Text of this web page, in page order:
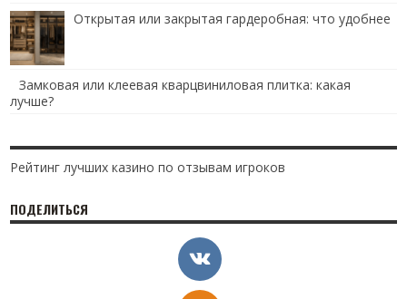
Открытая или закрытая гардеробная: что удобнее
Замковая или клеевая кварцвиниловая плитка: какая
лучше?
Рейтинг лучших казино по отзывам игроков
ПОДЕЛИТЬСЯ